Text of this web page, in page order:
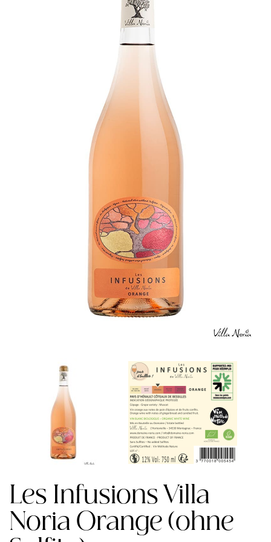
Les Infusions Villa
Noria Orange (ohne